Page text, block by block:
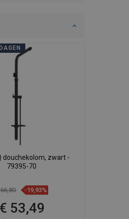
douchekolom, zwart -
79395-70
-19,93%
€ 53,49